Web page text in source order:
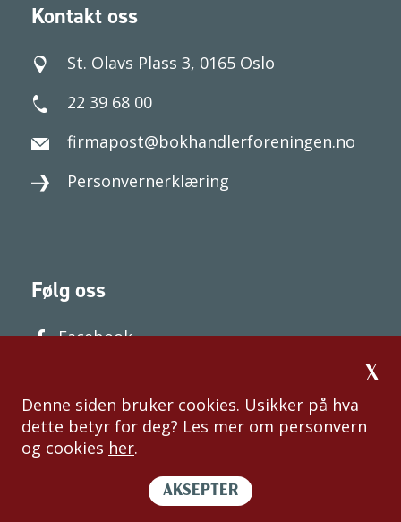
Denne siden bruker cookies. Usikker på hva
dette betyr for deg? Les mer om personvern
og cookies her.
AKSEPTER
Kontakt oss
St. Olavs Plass 3, 0165 Oslo
22 39 68 00
firmapost@bokhandlerforeningen.no
Personvernerklæring
Følg oss
Facebook